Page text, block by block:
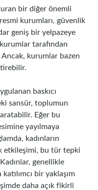
bir diğer önemli
kurumları, güvenlik
geniş bir yelpazeye
tarafından
kurumlar bazen
baskıcı
sansür, toplumun
Eğer bu
yayılmaya
kadınların
etkileşimi, bu tür tepki
genellikle
bir yaklaşım
daha açık fikirli